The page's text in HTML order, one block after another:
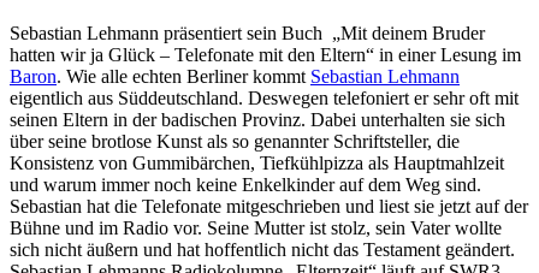
Sebastian Lehmann präsentiert sein Buch „Mit deinem Bruder
hatten wir ja Glück – Telefonate mit den Eltern“ in einer Lesung im
Baron. Wie alle echten Berliner kommt Sebastian Lehmann
eigentlich aus Süddeutschland. Deswegen telefoniert er sehr oft mit
seinen Eltern in der badischen Provinz. Dabei unterhalten sie sich
über seine brotlose Kunst als so genannter Schriftsteller, die
Konsistenz von Gummibärchen, Tiefkühlpizza als Hauptmahlzeit
und warum immer noch keine Enkelkinder auf dem Weg sind.
Sebastian hat die Telefonate mitgeschrieben und liest sie jetzt auf der
Bühne und im Radio vor. Seine Mutter ist stolz, sein Vater wollte
sich nicht äußern und hat hoffentlich nicht das Testament geändert.